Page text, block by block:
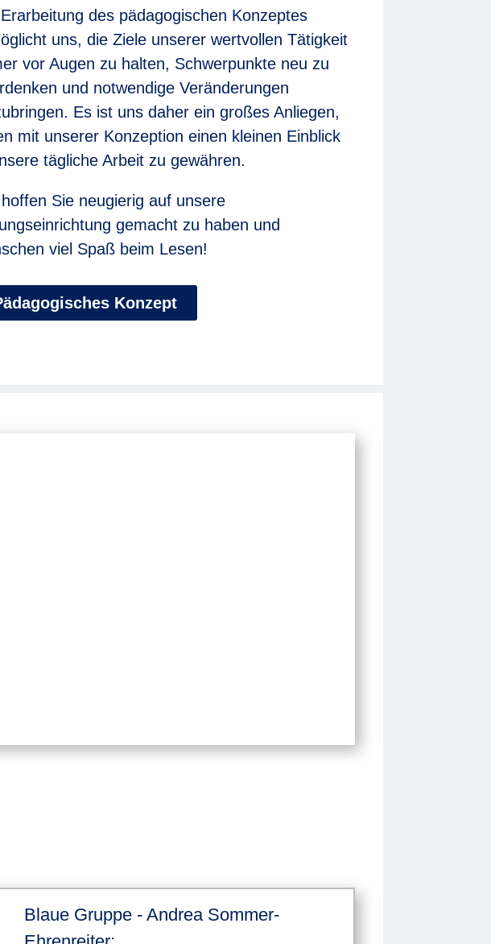
des pädagogischen Konzeptes
uns, die Ziele unserer wertvollen Tätigkeit
vor Augen zu halten, Schwerpunkte neu zu
und notwendige Veränderungen
Es ist uns daher ein großes Anliegen,
mit unserer Konzeption einen kleinen Einblick
tägliche Arbeit zu gewähren.
Sie neugierig auf unsere
gemacht zu haben und
viel Spaß beim Lesen!
Konzept
Blaue Gruppe - Andrea Sommer-